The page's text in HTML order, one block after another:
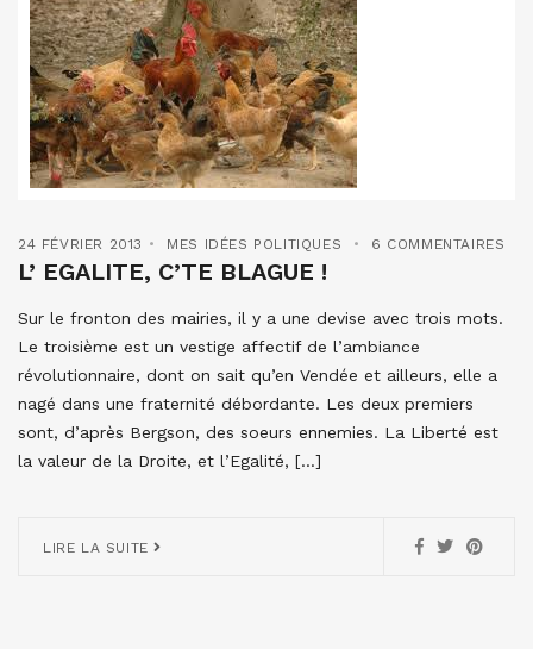
24 FÉVRIER 2013 MES IDÉES POLITIQUES 6 COMMENTAIRES
L’ EGALITE, C’TE BLAGUE !
Sur le fronton des mairies, il y a une devise avec trois mots.
Le troisième est un vestige affectif de l’ambiance
révolutionnaire, dont on sait qu’en Vendée et ailleurs, elle a
nagé dans une fraternité débordante. Les deux premiers
sont, d’après Bergson, des soeurs ennemies. La Liberté est
la valeur de la Droite, et l’Egalité, […]
LIRE LA SUITE